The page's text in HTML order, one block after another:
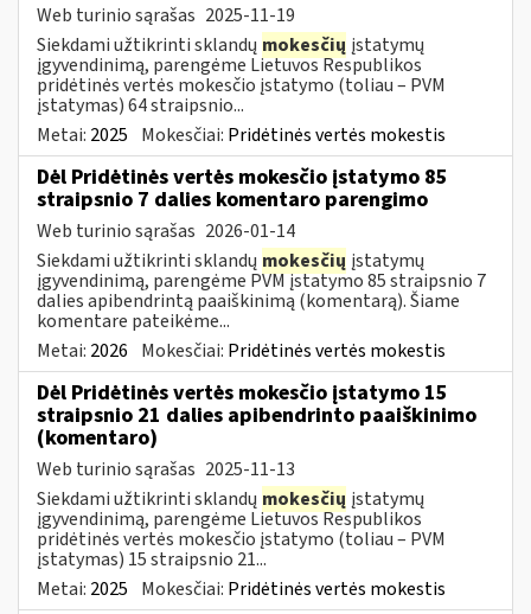
Web turinio sąrašas 2025-11-19
Siekdami užtikrinti sklandų mokesčių įstatymų
įgyvendinimą, parengėme Lietuvos Respublikos
pridėtinės vertės mokesčio įstatymo (toliau – PVM
įstatymas) 64 straipsnio...
Metai: 2025 Mokesčiai: Pridėtinės vertės mokestis
Dėl Pridėtinės vertės mokesčio įstatymo 85
straipsnio 7 dalies komentaro parengimo
Web turinio sąrašas 2026-01-14
Siekdami užtikrinti sklandų mokesčių įstatymų
įgyvendinimą, parengėme PVM įstatymo 85 straipsnio 7
dalies apibendrintą paaiškinimą (komentarą). Šiame
komentare pateikėme...
Metai: 2026 Mokesčiai: Pridėtinės vertės mokestis
Dėl Pridėtinės vertės mokesčio įstatymo 15
straipsnio 21 dalies apibendrinto paaiškinimo
(komentaro)
Web turinio sąrašas 2025-11-13
Siekdami užtikrinti sklandų mokesčių įstatymų
įgyvendinimą, parengėme Lietuvos Respublikos
pridėtinės vertės mokesčio įstatymo (toliau – PVM
įstatymas) 15 straipsnio 21...
Metai: 2025 Mokesčiai: Pridėtinės vertės mokestis